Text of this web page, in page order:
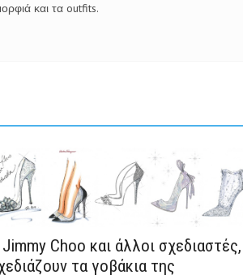
και τα outfits.
Jimmy Choo και άλλοι σχεδιαστές,
τα γοβάκια της